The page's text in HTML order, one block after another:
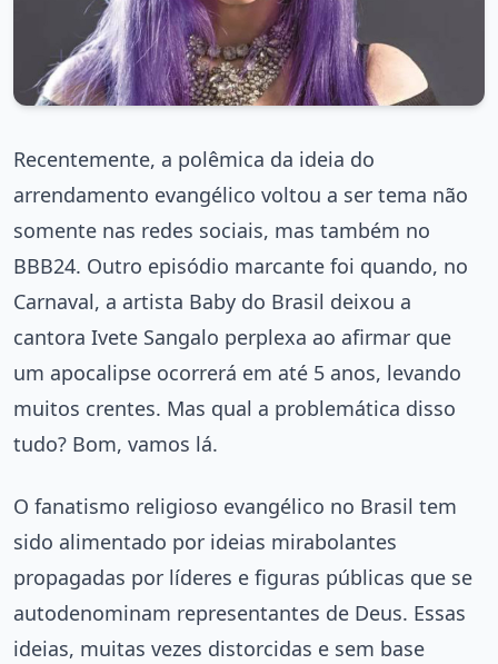
Recentemente, a polêmica da ideia do
arrendamento evangélico voltou a ser tema não
somente nas redes sociais, mas também no
BBB24. Outro episódio marcante foi quando, no
Carnaval, a artista Baby do Brasil deixou a
cantora Ivete Sangalo perplexa ao afirmar que
um apocalipse ocorrerá em até 5 anos, levando
muitos crentes. Mas qual a problemática disso
tudo? Bom, vamos lá.
O fanatismo religioso evangélico no Brasil tem
sido alimentado por ideias mirabolantes
propagadas por líderes e figuras públicas que se
autodenominam representantes de Deus. Essas
ideias, muitas vezes distorcidas e sem base